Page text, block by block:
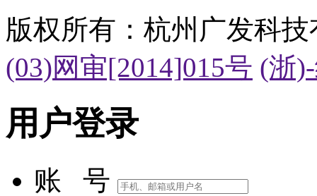
版权所有：杭州广发科
(03)网审[2014]015号 (浙
用户登录
账 号